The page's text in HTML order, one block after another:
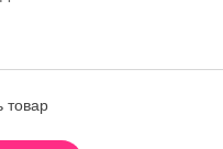
товар